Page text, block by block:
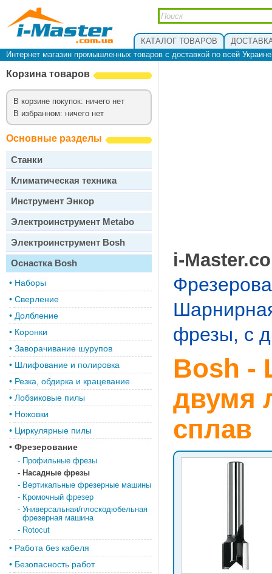
КАТАЛОГ ТОВАРОВ
Интернет магазин промышленных товаров с доставкой по всей
Корзина товаров
В корзине покупок: ничего нет
В избранном: ничего нет
Основные разделы
Станки
Климатическая техника
Инструмент Энкор
Электроинструмент Metabo
Электроинструмент Bosh
Оснастка Bosh
• Наборы
• Сверление
• Долбление
• Коронки
• Заворачивание шурупов
• Шлифование и полировка
• Резка, обдирка и крацевание
• Лобзиковые пилы
• Ножовки
• Циркулярные пилы
• Фрезерование
- Профильные фрезы
- Насадные фрезы
- Вертикальные фрезерные машины
- Кромочный фрезер
- Универсальная/плоскодюбельная
фрезерная машина
- Rotocut
• Работа без кабеля
• Безопасность работ
i-
фрезы, с
Bosh -
двумя
сплав